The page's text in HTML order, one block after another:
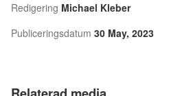
Redigering Michael Kleber
Publiceringsdatum 30 May, 2023